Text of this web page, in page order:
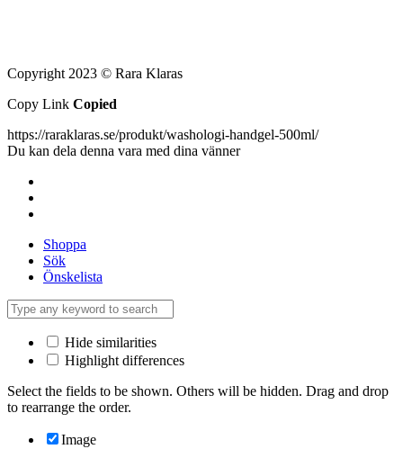
Copyright 2023 © Rara Klaras
Copy Link Copied
https://raraklaras.se/produkt/washologi-handgel-500ml/
Du kan dela denna vara med dina vänner
Shoppa
Sök
Önskelista
Hide similarities
Highlight differences
Select the fields to be shown. Others will be hidden. Drag and drop
to rearrange the order.
Image